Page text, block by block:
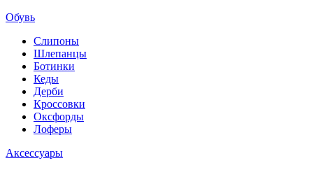
Обувь
Слипоны
Шлепанцы
Ботинки
Кеды
Дерби
Кроссовки
Оксфорды
Лоферы
Аксессуары